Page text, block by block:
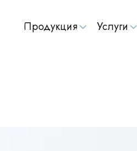
Продукция Услуги